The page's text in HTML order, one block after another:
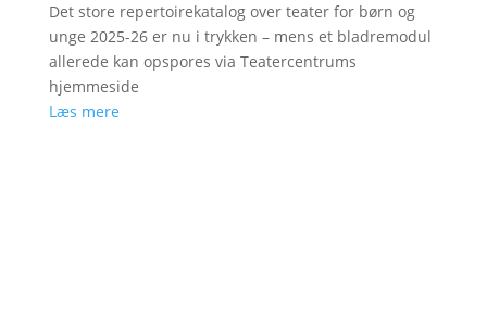
Det store repertoirekatalog over teater for børn og
unge 2025-26 er nu i trykken – mens et bladremodul
allerede kan opspores via Teatercentrums
hjemmeside
Læs mere